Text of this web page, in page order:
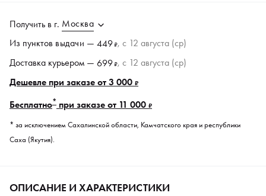
Получить в г. Москва
Из пунктов выдачи — 449₽, c 12 августа (ср)
Доставка курьером — 699₽, c 12 августа (ср)
Дешевле при заказе от 3 000 ₽
Бесплатно* при заказе от 11 000 ₽
* за исключением Сахалинской области, Камчатского края и республики
Саха (Якутия).
ОПИСАНИЕ И ХАРАКТЕРИСТИКИ